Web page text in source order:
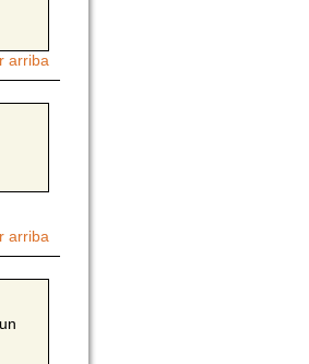
arriba
arriba